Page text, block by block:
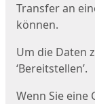
Transfer an
können.
Um die Daten
‘Bereitstellen’.
Wenn Sie eine